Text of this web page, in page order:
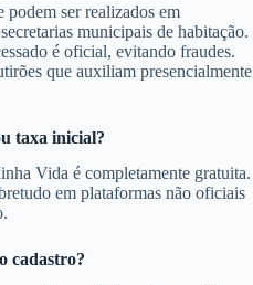
podem ser realizados em
municipais de habitação.
é oficial, evitando fraudes.
que auxiliam presencialmente
taxa inicial?
Vida é completamente gratuita.
em plataformas não oficiais
cadastro?